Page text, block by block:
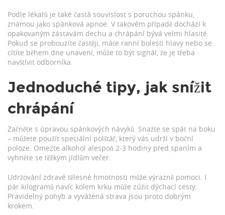
Podle lékařů je také častá souvislost s poruchou spánku,
známou jako spánková apnoe. V takovém případě dochází k
opakovaným zástavám dechu a chrápání bývá velmi hlasité.
Pokud se probouzíte častěji, máte ranní bolesti hlavy nebo se
cítíte během dne unavení, může to být signál, že je třeba
navštívit odborníka.
Jednoduché tipy, jak snížit
chrápání
Začněte s úpravou spánkových návyků. Snažte se spát na boku
– můžete použít speciální polštář, který vás udrží v boční
poloze. Omezte alkohol alespoň 2‑3 hodiny před spaním a
vyhněte se těžkým jídlům večer.
Udržování zdravé tělesné hmotnosti může výrazně pomoci. I
pár kilogramů navíc kolem krku může zúžit dýchací cesty.
Pravidelný pohyb a vyvážená strava jsou proto dobrým
krokem.